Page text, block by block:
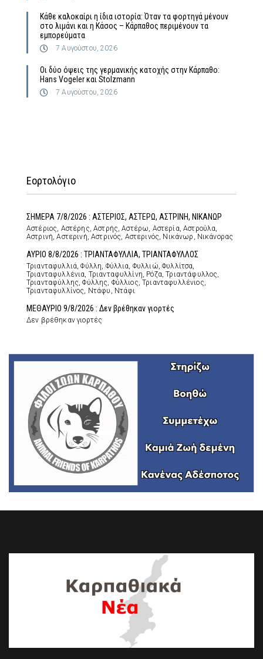
Κάθε καλοκαίρι η ίδια ιστορία: Όταν τα φορτηγά μένουν
στο λιμάνι και η Κάσος – Κάρπαθος περιμένουν τα
εμπορεύματα
7 Αυγούστου, 2026
Οι δύο όψεις της γερμανικής κατοχής στην Κάρπαθο:
Hans Vogeler και Stolzmann
7 Αυγούστου, 2026
Εορτολόγιο
ΣΗΜΕΡΑ 7/8/2026 : ΑΣΤΕΡΙΟΣ, ΑΣΤΕΡΩ, ΑΣΤΡΙΝΗ, ΝΙΚΑΝΩΡ
Αστέριος, Αστέρης, Αστρής, Αστέρω, Αστερία, Αστρούλα,
Αστρινή, Αστερινή, Αστρινός, Αστερινός, Νικάνωρ, Νικάνορας
ΑΥΡΙΟ 8/8/2026 : ΤΡΙΑΝΤΑΦΥΛΛΙΑ, ΤΡΙΑΝΤΑΦΥΛΛΟΣ
Τριανταφυλλιά, Φύλλη, Φύλλια, Φυλλιώ, Φυλλίτσα,
Τριανταφυλλένια, Τριανταφυλλίνη, Ρόζα, Τριαντάφυλλος,
Τριανταφύλλης, Φύλλης, Φύλλιος, Τριανταφυλλένιος,
Τριανταφυλλίνος, Ντάφυ, Ντάφι
ΜΕΘΑΥΡΙΟ 9/8/2026 : Δεν βρέθηκαν γιορτές
Δεν βρέθηκαν γιορτές